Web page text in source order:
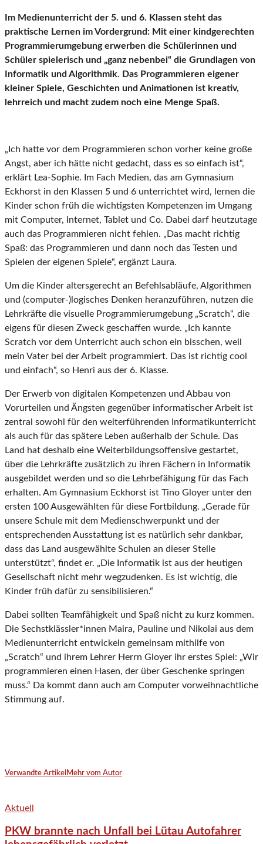
Im Medienunterricht der 5. und 6. Klassen steht das
praktische Lernen im Vordergrund: Mit einer kindgerechten
Programmierumgebung erwerben die Schülerinnen und
Schüler spielerisch und „ganz nebenbei“ die Grundlagen von
Informatik und Algorithmik. Das Programmieren eigener
kleiner Spiele, Geschichten und Animationen ist kreativ,
lehrreich und macht zudem noch eine Menge Spaß.
„Ich hatte vor dem Programmieren schon vorher keine große
Angst, aber ich hätte nicht gedacht, dass es so einfach ist“,
erklärt Lea-Sophie. Im Fach Medien, das am Gymnasium
Eckhorst in den Klassen 5 und 6 unterrichtet wird, lernen die
Kinder schon früh die wichtigsten Kompetenzen im Umgang
mit Computer, Internet, Tablet und Co. Dabei darf heutzutage
auch das Programmieren nicht fehlen. „Das macht richtig
Spaß: das Programmieren und dann noch das Testen und
Spielen der eigenen Spiele“, ergänzt Laura.
Um die Kinder altersgerecht an Befehlsabläufe, Algorithmen
und (computer-)logisches Denken heranzuführen, nutzen die
Lehrkräfte die visuelle Programmierumgebung „Scratch“, die
eigens für diesen Zweck geschaffen wurde. „Ich kannte
Scratch vor dem Unterricht auch schon ein bisschen, weil
mein Vater bei der Arbeit programmiert. Das ist richtig cool
und einfach“, so Henri aus der 6. Klasse.
Der Erwerb von digitalen Kompetenzen und Abbau von
Vorurteilen und Ängsten gegenüber informatischer Arbeit ist
zentral sowohl für den weiterführenden Informatikunterricht
als auch für das spätere Leben außerhalb der Schule. Das
Land hat deshalb eine Weiterbildungsoffensive gestartet,
über die Lehrkräfte zusätzlich zu ihren Fächern in Informatik
ausgebildet werden und so die Lehrbefähigung für das Fach
erhalten. Am Gymnasium Eckhorst ist Tino Gloyer unter den
ersten 100 Ausgewählten für diese Fortbildung. „Gerade für
unsere Schule mit dem Medienschwerpunkt und der
entsprechenden Ausstattung ist es natürlich sehr dankbar,
dass das Land ausgewählte Schulen an dieser Stelle
unterstützt“, findet er. „Die Informatik ist aus der heutigen
Gesellschaft nicht mehr wegzudenken. Es ist wichtig, die
Kinder früh dafür zu sensibilisieren.“
Dabei sollten Teamfähigkeit und Spaß nicht zu kurz kommen.
Die Sechstklässler*innen Maira, Pauline und Nikolai aus dem
Medienunterricht entwickeln gemeinsam mithilfe von
„Scratch“ und ihrem Lehrer Herrn Gloyer ihr erstes Spiel: „Wir
programmieren einen Hasen, der über Geschenke springen
muss.“ Da kommt dann auch am Computer vorweihnachtliche
Stimmung auf.
Verwandte Artikel Mehr vom Autor
Aktuell
PKW brannte nach Unfall bei Lütau Autofahrer